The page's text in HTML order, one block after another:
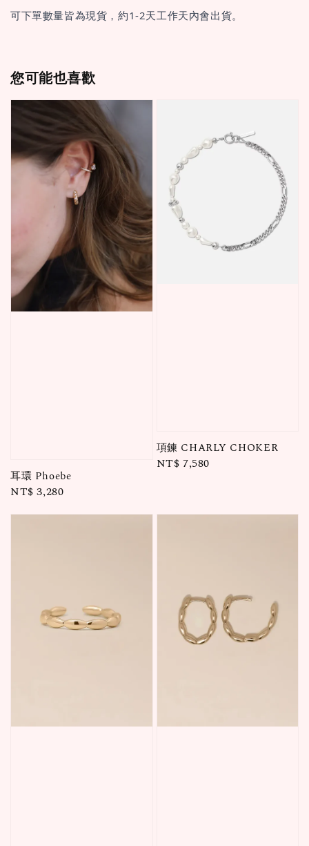
可下單數量皆為現貨，約1-2天工作天內會出貨。
您可能也喜歡
耳環 Phoebe
Regular
NT$ 3,280
項鍊 CHARLY CHOKER
Regular
NT$ 7,580